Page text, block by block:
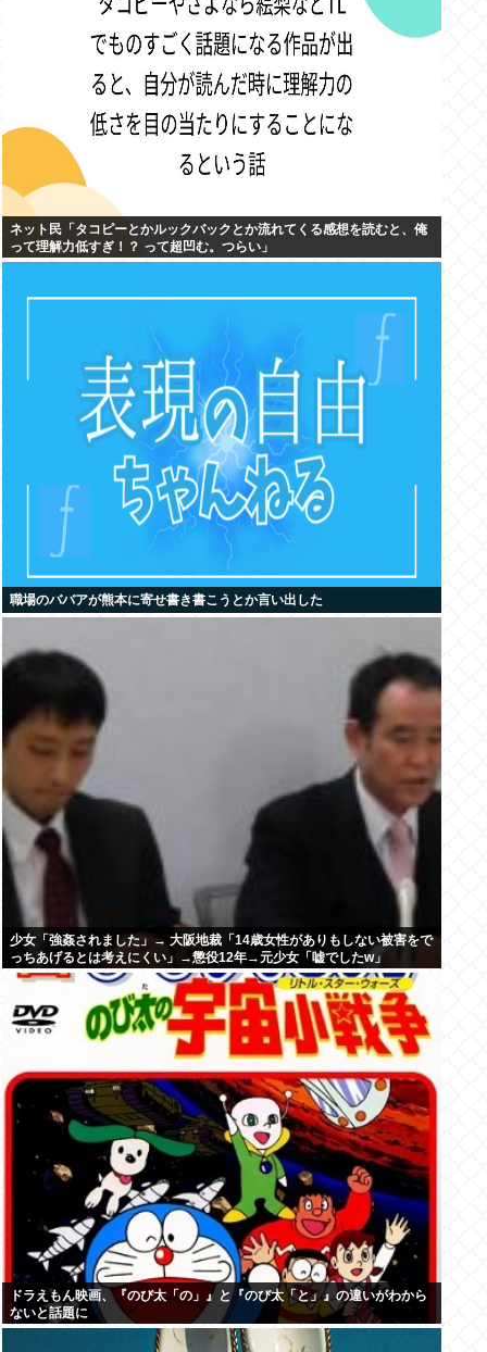
ネット民「タコピーとかルックバックとか流れてくる感想を読むと、俺
って理解力低すぎ！？ って超凹む。つらい」
職場のババアが熊本に寄せ書き書こうとか言い出した
少女「強姦されました」→ 大阪地裁「14歳女性がありもしない被害をで
っちあげるとは考えにくい」→懲役12年→元少女「嘘でしたw」
ドラえもん映画、『のび太「の」』と『のび太「と」』の違いがわから
ないと話題に